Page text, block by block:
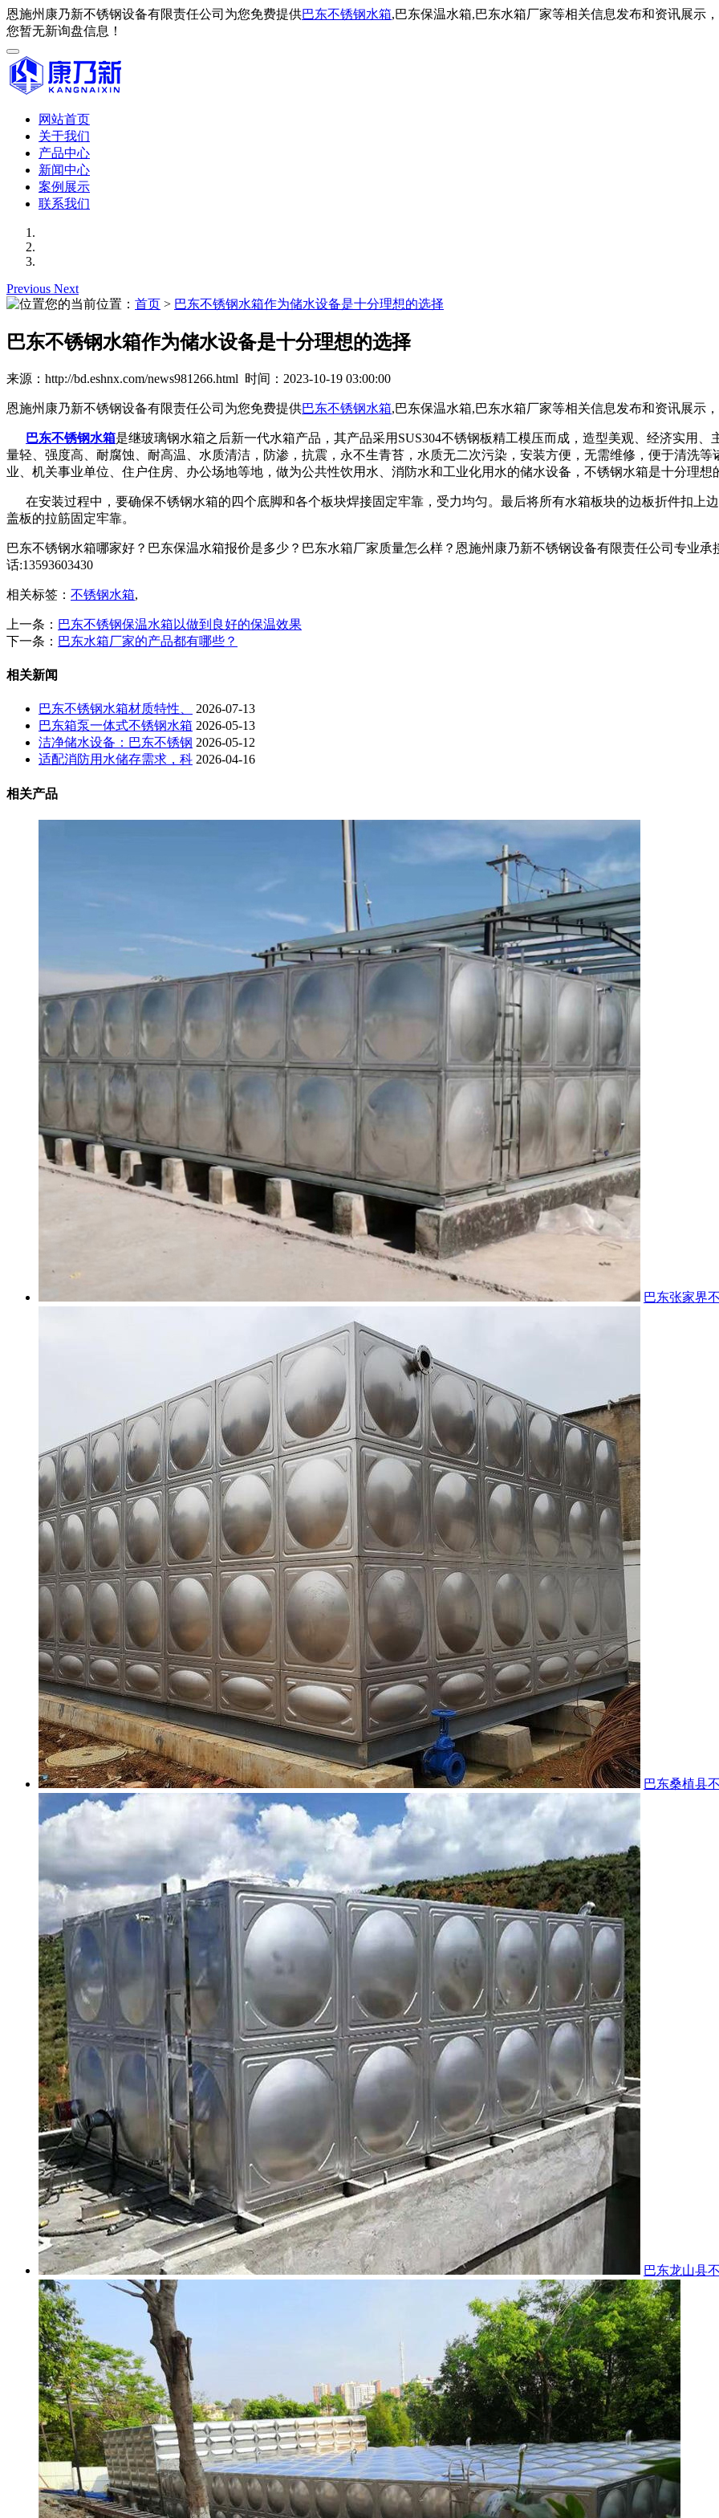
恩施州康乃新不锈钢设备有限责任公司为您免费提供巴东不锈钢水箱,巴东保温水箱,巴东水箱厂家等相关信息发布和资讯展示，
您暂无新询盘信息！
网站首页
关于我们
产品中心
新闻中心
案例展示
联系我们
Previous Next
您的当前位置： 首页 > 巴东不锈钢水箱作为储水设备是十分理想的选择
巴东不锈钢水箱作为储水设备是十分理想的选择
来源：http://bd.eshnx.com/news981266.html 时间：2023-10-19 03:00:00
恩施州康乃新不锈钢设备有限责任公司为您免费提供巴东不锈钢水箱,巴东保温水箱,巴东水箱厂家等相关信息发布和资讯展示，
巴东不锈钢水箱是继玻璃钢水箱之后新一代水箱产品，其产品采用SUS304不锈钢板精工模压而成，造型美观、经济实用
量轻、强度高、耐腐蚀、耐高温、水质清洁，防渗，抗震，永不生青苔，水质无二次污染，安装方便，无需维修，便于清洗
业、机关事业单位、住户住房、办公场地等地，做为公共性饮用水、消防水和工业化用水的储水设备，不锈钢水箱是十分理想
在安装过程中，要确保不锈钢水箱的四个底脚和各个板块焊接固定牢靠，受力均匀。最后将所有水箱板块的边板折件扣上
盖板的拉筋固定牢靠。
巴东不锈钢水箱哪家好？巴东保温水箱报价是多少？巴东水箱厂家质量怎么样？恩施州康乃新不锈钢设备有限责任公司专业
话:13593603430
相关标签： 不锈钢水箱,
上一条： 巴东不锈钢保温水箱以做到良好的保温效果
下一条： 巴东水箱厂家的产品都有哪些？
相关新闻
巴东不锈钢水箱材质特性、
2026-07-13
巴东箱泵一体式不锈钢水箱 2026-05-13
洁净储水设备：巴东不锈钢 2026-05-12
适配消防用水储存需求，科 2026-04-16
相关产品
巴东张家界
巴东桑植县
巴东龙山县